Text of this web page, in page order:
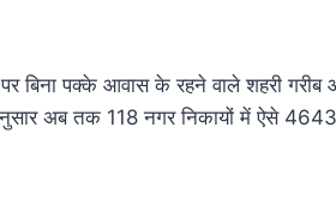
बिना पक्के आवास के रहने वाले शहरी गरीब
अब तक 118 नगर निकायों में ऐसे